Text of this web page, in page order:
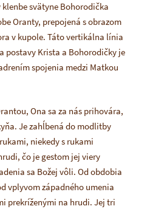
klenbe svätyne Bohorodička
Oranty, prepojená s obrazom
v kupole. Táto vertikálna línia
postavy Krista a Bohorodičky je
spojenia medzi Matkou
, Ona sa za nás prihovára,
Je zahĺbená do modlitby
niekedy s rukami
čo je gestom jej viery
sa Božej vôli. Od obdobia
vplyvom západného umenia
prekríženými na hrudi. Jej tri